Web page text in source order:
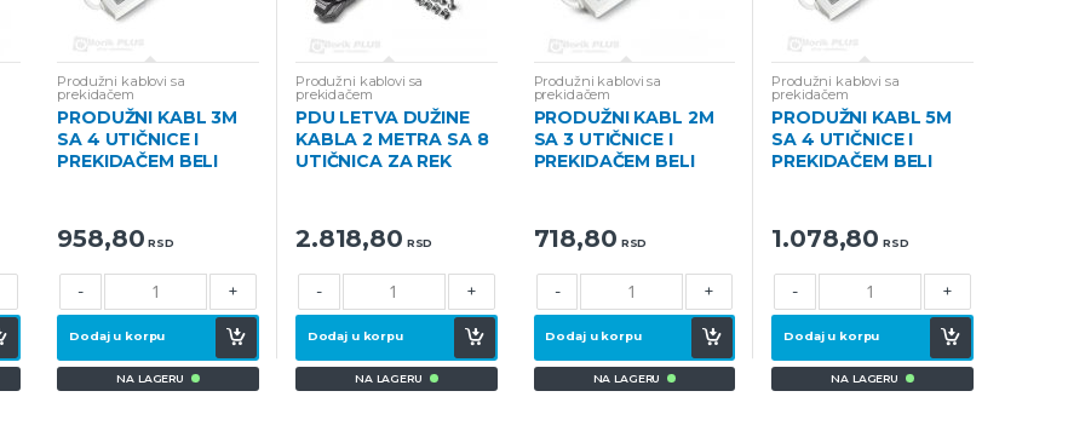
Produžni kablovi sa
prekidačem
PRODUŽNI KABL 3M
SA 4 UTIČNICE I
PREKIDAČEM BELI
958,80 RSD
- +
Dodaj u korpu
NA LAGERU
Produžni kablovi sa
prekidačem
PDU LETVA DUŽINE
KABLA 2 METRA SA 8
UTIČNICA ZA REK
2.818,80 RSD
- +
Dodaj u korpu
NA LAGERU
Produžni kablovi sa
prekidačem
PRODUŽNI KABL 2M
SA 3 UTIČNICE I
PREKIDAČEM BELI
718,80 RSD
- +
Dodaj u korpu
NA LAGERU
Produžni kablovi sa
prekidačem
PRODUŽNI KABL 5M
SA 4 UTIČNICE I
PREKIDAČEM BELI
1.078,80 RSD
- +
Dodaj u korpu
NA LAGERU